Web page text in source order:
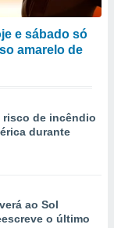
e sábado só
amarelo de
risco de incêndio
durante
ao Sol
o último